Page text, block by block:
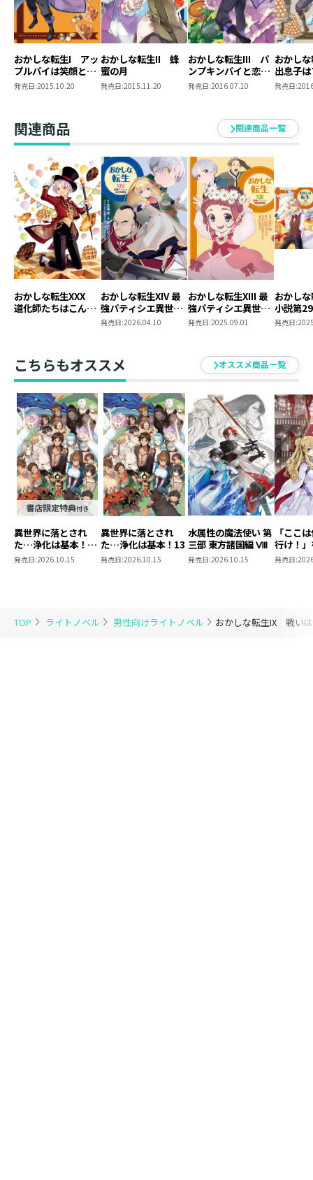
TOP ライトノベル 男性向けライトノベル おかしな転生IX 戦い
著者について
●古流望
お正月にドラマCDをゆっくりと聴いてみました。
効果音だったり、音楽だったり、収録の時には無かった
ものでセリフの印象も大分変わるものなんですね。
お陰で運動不足気味。腹回りがぷにぷにと。皆さんもお
気を付けください。
おかしな転生I アッ
プルパイは笑顔と共
に
発売日:2015.10.20
おかしな転生II 蜂
蜜の月
発売日:2015.11.20
おかしな転生III パ
ンプキンパイと恋の
好敵手
発売日:2016.07.10
おかし
出息子
発売日:
関連商品 関連商品一覧
おかしな転生XXX
道化師たちはこんが
おかしな転生XIV 最
強パティシエ異世界
降臨
発売日:2026.04.10
おかしな転生XIII 最
強パティシエ異世界
降臨
発売日:2025.09.01
おかし
小説第
クス第
発売日:
こちらもオススメ オススメ商品一覧
異世界に落とされ
た…浄化は基本！
13【ピッコマ限定
SS付き】
発売日:2026.10.15
異世界に落とされ
た…浄化は基本！13
発売日:2026.10.15
水属性の魔法使い 第
三部 東方諸国編 Ⅷ
発売日:2026.10.15
「ここ
行け！
にたが
宙下剋
発売日: